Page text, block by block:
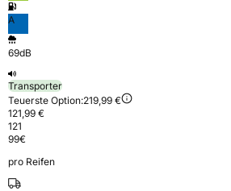
A
69dB
Transporter
Teuerste Option:219,99 €
121,99 €
121
99€
pro Reifen